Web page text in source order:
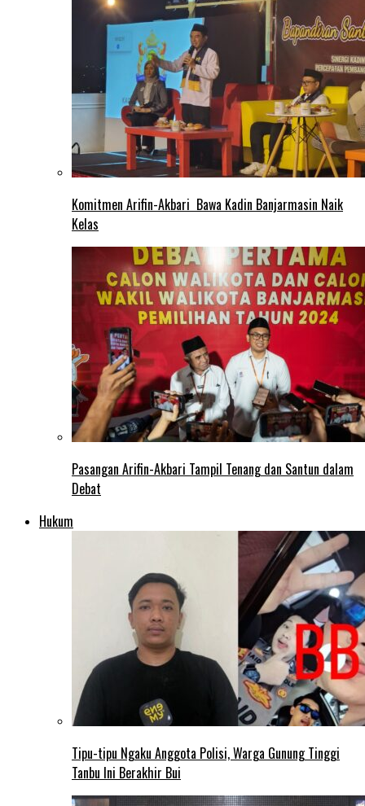
Komitmen Arifin-Akbari Bawa Kadin Banjarmasin Naik
Kelas
Pasangan Arifin-Akbari Tampil Tenang dan Santun dalam
Debat
Hukum
Tipu-tipu Ngaku Anggota Polisi, Warga Gunung Tinggi
Tanbu Ini Berakhir Bui